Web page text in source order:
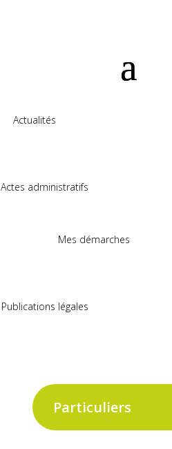
Actualités
Actes administratifs
Mes démarches
Publications légales
Particuliers